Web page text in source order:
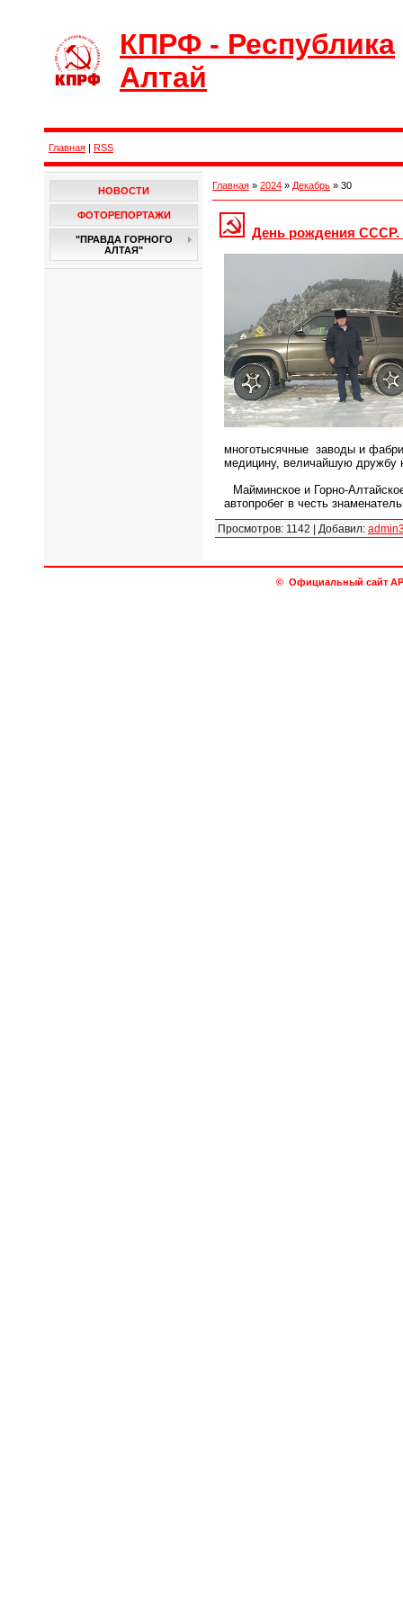
КПРФ - Республика
Алтай
Главная | RSS
НОВОСТИ
ФОТОРЕПОРТАЖИ
"ПРАВДА ГОРНОГО
АЛТАЯ"
Главная » 2024 » Декабрь » 30
День рождения СССР.
многотысячные заводы и
медицину, величайшую дружбу
Майминское и Горно-
автопробег в честь
Просмотров: 1142 | Добавил:
© Официальный сайт